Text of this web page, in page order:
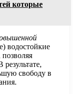
которые
водостойкие
свободу в